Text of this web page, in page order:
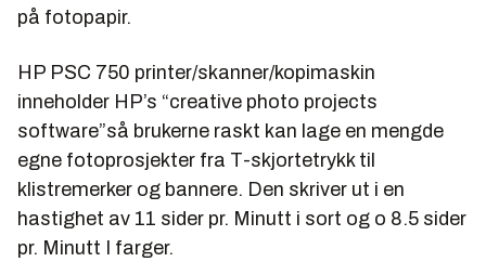
på fotopapir.
HP PSC 750 printer/skanner/kopimaskin
inneholder HP’s “creative photo projects
software”så brukerne raskt kan lage en mengde
egne fotoprosjekter fra T-skjortetrykk til
klistremerker og bannere. Den skriver ut i en
hastighet av 11 sider pr. Minutt i sort og o 8.5 sider
pr. Minutt I farger.